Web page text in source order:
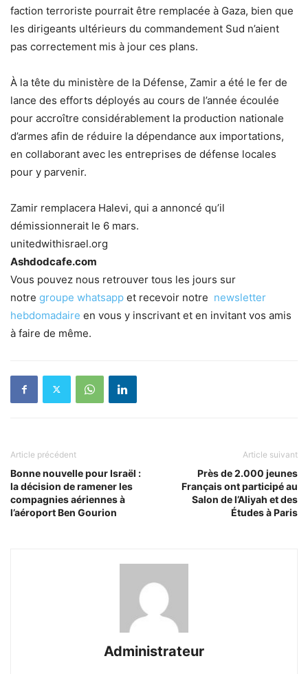
faction terroriste pourrait être remplacée à Gaza, bien que
les dirigeants ultérieurs du commandement Sud n’aient
pas correctement mis à jour ces plans.
À la tête du ministère de la Défense, Zamir a été le fer de
lance des efforts déployés au cours de l’année écoulée
pour accroître considérablement la production nationale
d’armes afin de réduire la dépendance aux importations,
en collaborant avec les entreprises de défense locales
pour y parvenir.
Zamir remplacera Halevi, qui a annoncé qu’il
démissionnerait le 6 mars.
unitedwithisrael.org
Ashdodcafe.com
Vous pouvez nous retrouver tous les jours sur
notre groupe whatsapp et recevoir notre newsletter
hebdomadaire en vous y inscrivant et en invitant vos amis
à faire de même.
Article précédent
Bonne nouvelle pour Israël :
la décision de ramener les
compagnies aériennes à
l’aéroport Ben Gourion
Article suivant
Près de 2.000 jeunes
Français ont participé au
Salon de l’Aliyah et des
Études à Paris
Administrateur